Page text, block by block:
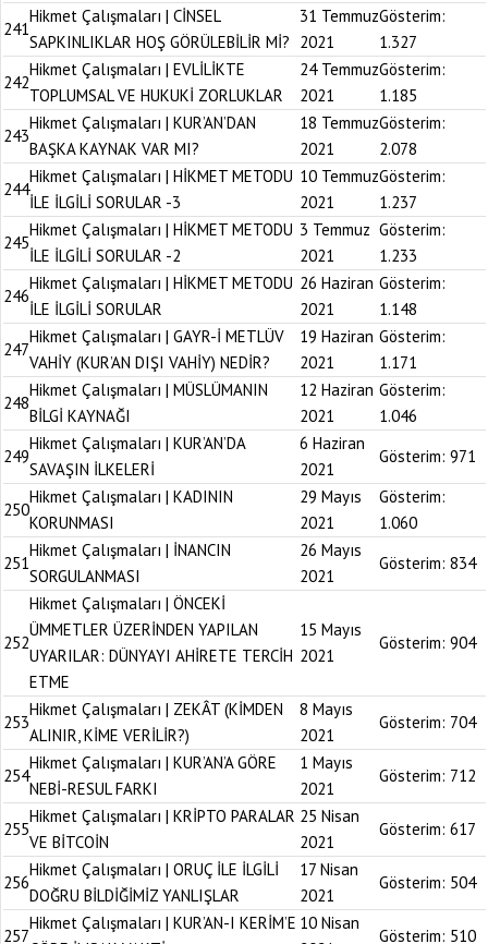
241
Hikmet Çalışmaları | CİNSEL
SAPKINLIKLAR HOŞ GÖRÜLEBİLİR Mİ?
31 Temmuz
2021
Gösterim:
1.327
242
Hikmet Çalışmaları | EVLİLİKTE
TOPLUMSAL VE HUKUKİ ZORLUKLAR
24 Temmuz
2021
Gösterim:
1.185
243
Hikmet Çalışmaları | KUR’AN’DAN
BAŞKA KAYNAK VAR MI?
18 Temmuz
2021
Gösterim:
2.078
244
Hikmet Çalışmaları | HİKMET METODU
İLE İLGİLİ SORULAR -3
10 Temmuz
2021
Gösterim:
1.237
245
Hikmet Çalışmaları | HİKMET METODU
İLE İLGİLİ SORULAR -2
3 Temmuz
2021
Gösterim:
1.233
246
Hikmet Çalışmaları | HİKMET METODU
İLE İLGİLİ SORULAR
26 Haziran
2021
Gösterim:
1.148
247
Hikmet Çalışmaları | GAYR-İ METLÜV
VAHİY (KUR’AN DIŞI VAHİY) NEDİR?
19 Haziran
2021
Gösterim:
1.171
248
Hikmet Çalışmaları | MÜSLÜMANIN
BİLGİ KAYNAĞI
12 Haziran
2021
Gösterim:
1.046
249
Hikmet Çalışmaları | KUR’AN’DA
SAVAŞIN İLKELERİ
6 Haziran
2021
Gösterim: 971
250
Hikmet Çalışmaları | KADININ
KORUNMASI
29 Mayıs
2021
Gösterim:
1.060
251
Hikmet Çalışmaları | İNANCIN
SORGULANMASI
26 Mayıs
2021
Gösterim: 834
252
Hikmet Çalışmaları | ÖNCEKİ
ÜMMETLER ÜZERİNDEN YAPILAN
UYARILAR: DÜNYAYI AHİRETE TERCİH
ETME
15 Mayıs
2021
Gösterim: 904
253
Hikmet Çalışmaları | ZEKÂT (KİMDEN
ALINIR, KİME VERİLİR?)
8 Mayıs
2021
Gösterim: 704
254
Hikmet Çalışmaları | KUR’AN’A GÖRE
NEBİ-RESUL FARKI
1 Mayıs
2021
Gösterim: 712
255
Hikmet Çalışmaları | KRİPTO PARALAR
VE BİTCOİN
25 Nisan
2021
Gösterim: 617
256
Hikmet Çalışmaları | ORUÇ İLE İLGİLİ
DOĞRU BİLDİĞİMİZ YANLIŞLAR
17 Nisan
2021
Gösterim: 504
257
Hikmet Çalışmaları | KUR’AN-I KERİM’E 10 Nisan
Gösterim: 510